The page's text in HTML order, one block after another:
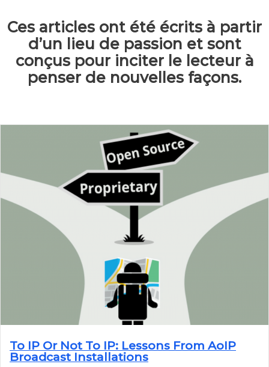
Ces articles ont été écrits à partir
d’un lieu de passion et sont
conçus pour inciter le lecteur à
penser de nouvelles façons.
To IP Or Not To IP: Lessons From AoIP
Broadcast Installations